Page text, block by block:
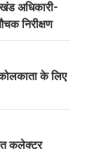
अधिकारी-
निरीक्षण
के लिए
कलेक्टर